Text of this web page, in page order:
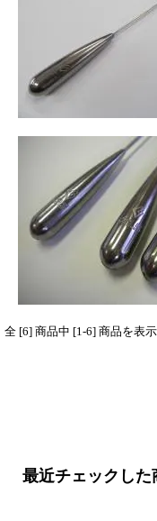
全 [6] 商品中 [1-6] 商品を表
最近チェックした